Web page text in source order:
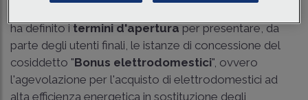
ha definito itermini d'aperturaper presentare, da
parte degli utenti finali, le istanze di concessione del
cosiddetto "Bonus elettrodomestici", ovvero
l'agevolazione per l'acquisto di elettrodomestici ad
alta efficienza energetica in sostituzione degli